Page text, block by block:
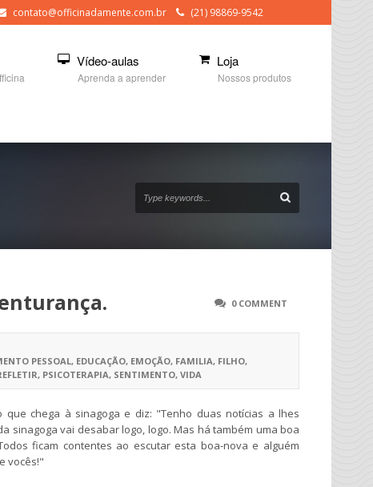
contato@officinadamente.com.br (21) 98869-9542
Vídeo-aulas
Aprenda a aprender
Loja
Nossos produtos
0 COMMENT
PESSOAL, EDUCAÇÃO, EMOÇÃO, FAMILIA, FILHO,
, PSICOTERAPIA, SENTIMENTO, VIDA
chega à sinagoga e diz: "Tenho duas notícias a lhes
sinagoga vai desabar logo, logo. Mas há também uma boa
ficam contentes ao escutar esta boa-nova e alguém
vocês!"